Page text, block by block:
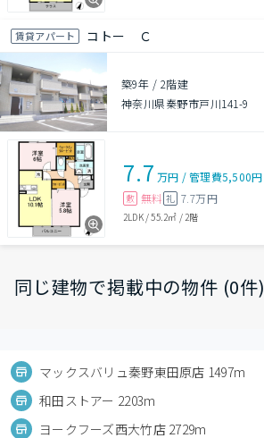
賃貸アパート コトー Ｃ
築9年 / 2階建
神奈川県秦野市戸川141-9
7.7 万円 /管理費5,500円
敷 無料 礼 7.7万円
2LDK/55.2㎡ / 2階
同じ建物で掲載中の物件 (0件)
マックスバリュ秦野東田原店 1497m
和田ストアー 2203m
ヨークフーズ西大竹店 2729m